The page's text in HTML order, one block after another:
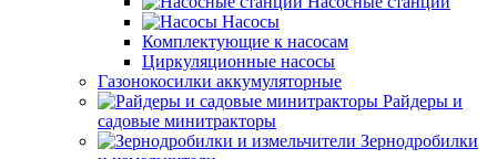
Насосы
Комплектующие к насосам
Циркуляционные насосы
Газонокосилки аккумуляторные
Райдеры и
садовые минитракторы
Зернодробилки